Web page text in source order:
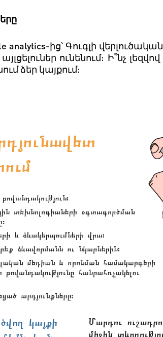
analytics-ից՝ Գուգլի վերլուծական
այլցելուներ ունենում։ Ի՞նչ լեզվով
ձեր կայքում։